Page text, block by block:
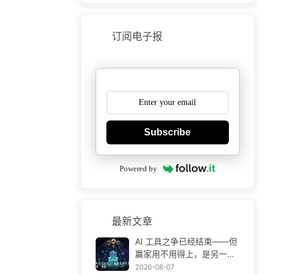
订阅电子报
Subscribe
Powered by
最新文章
AI 工具之争已经结束——但
赢家用不用得上，是另一回
事——AI 时代软件工程变革·
2026-08-07